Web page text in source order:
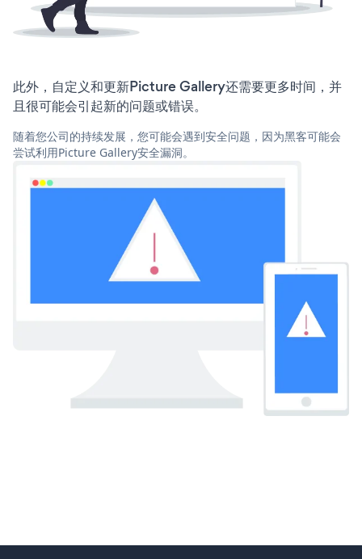
此外，自定义和更新Picture Gallery还需要更多时间，并
且很可能会引起新的问题或错误。
随着您公司的持续发展，您可能会遇到安全问题，因为黑客可能会
尝试利用Picture Gallery安全漏洞。